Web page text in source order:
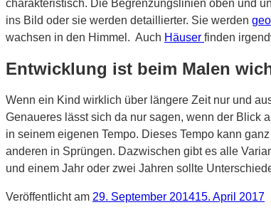
charakteristisch. Die Begrenzungslinien oben und
ins Bild oder sie werden detaillierter. Sie werden
wachsen in den Himmel. Auch Häuser finden
Entwicklung ist beim Malen
Wenn ein Kind wirklich über längere Zeit nur und
Genaueres lässt sich da nur sagen, wenn der Blick
in seinem eigenen Tempo. Dieses Tempo kann
anderen in Sprüngen. Dazwischen gibt es alle
und einem Jahr oder zwei Jahren sollte
Veröffentlicht am 29. September 201415. April 2017